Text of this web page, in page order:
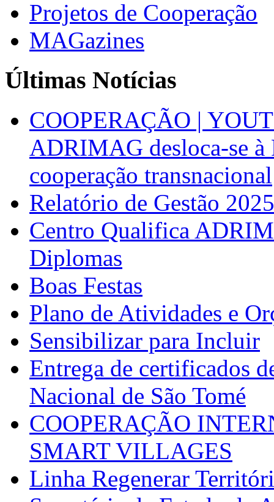
Projetos de Cooperação
MAGazines
Últimas Notícias
COOPERAÇÃO |
ADRIMAG desloca-se
cooperação transnacional
Relatório de Gestão 2025
Centro Qualifica
Diplomas
Boas Festas
Plano de Atividades e
Sensibilizar para Incluir
Entrega de certificados
Nacional de São Tomé
COOPERAÇÃO
SMART VILLAGES
Linha Regenerar